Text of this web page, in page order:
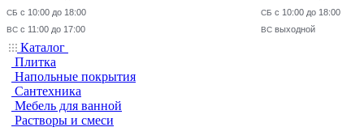
СБ с 10:00 до 18:00
ВС с 11:00 до 17:00
СБ с 10:00 до 18:00
ВС выходной
Каталог
Плитка
Напольные покрытия
Сантехника
Мебель для ванной
Растворы и смеси